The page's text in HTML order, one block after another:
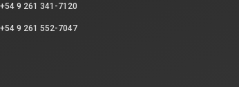
9 261 341-7120
9 261 552-7047